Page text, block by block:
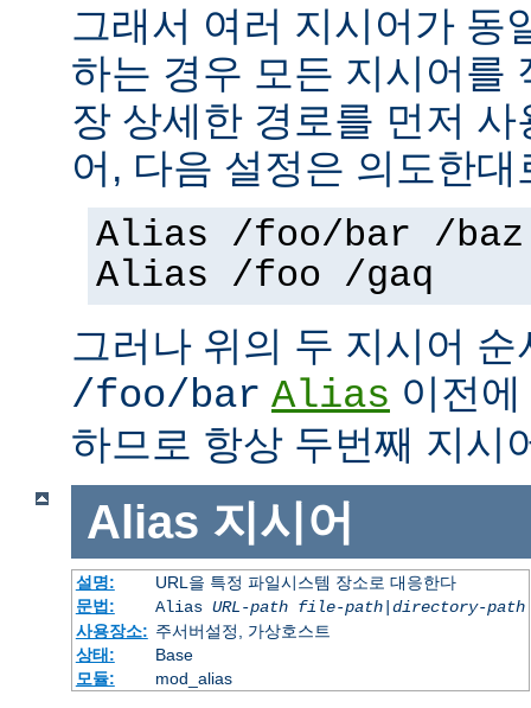
그래서 여러 지시어가 동
하는 경우 모든 지시어를
장 상세한 경로를 먼저
어, 다음 설정은 의도한
Alias /foo/bar /baz
Alias /foo /gaq
그러나 위의 두 지시어 순
/foo/bar Alias 이전에
하므로 항상 두번째 지시
Alias 지시어
설명:
URL을 특정 파일시스템 장소로 대응한다
문법:
Alias URL-path file-path| directory-path
사용장소: 주서버설정, 가상호스트
상태:
Base
모듈:
mod_alias